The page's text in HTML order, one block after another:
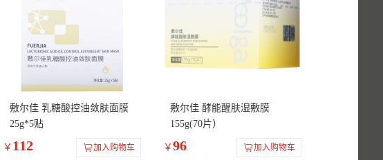
敷尔佳 乳糖酸控油敛肤面膜
25g*5贴
￥ 112 加入购物车
敷尔佳 酵能醒肤湿敷膜
155g(70片）
￥ 96 加入购物车